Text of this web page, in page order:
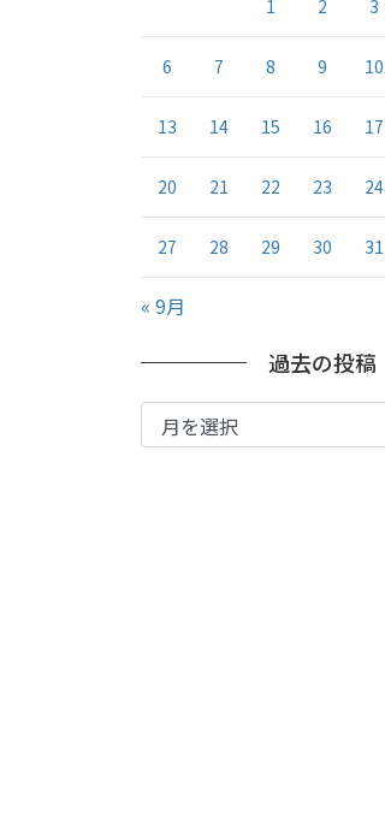
1 2 3
6 7 8 9 10
13 14 15 16 17
20 21 22 23 24
27 28 29 30 31
« 9月
過去の投稿
過
去